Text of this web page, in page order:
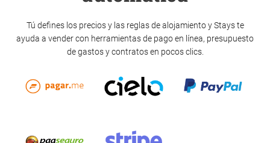
Tú defines los precios y las reglas de alojamiento y Stays te
ayuda a vender con herramientas de pago en línea, presupuesto
de gastos y contratos en pocos clics.